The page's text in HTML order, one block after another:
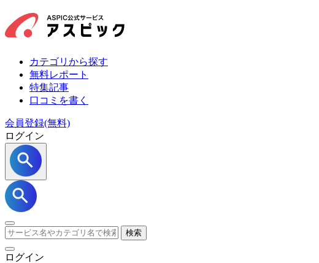
カテゴリから探す
無料レポート
特集記事
口コミを書く
会員登録(無料)
ログイン
検索
ログイン